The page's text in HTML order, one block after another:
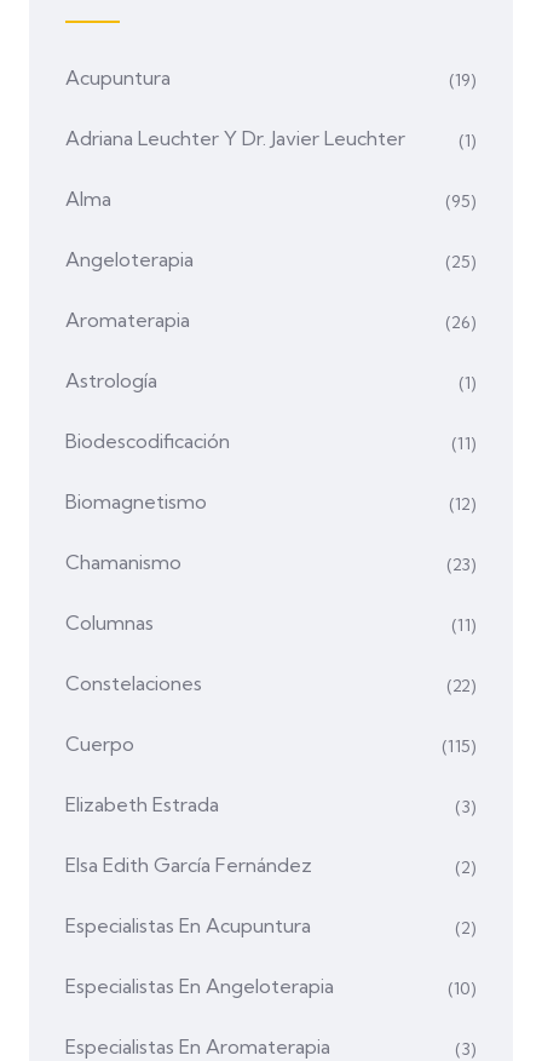
Acupuntura (19)
Adriana Leuchter Y Dr. Javier Leuchter (1)
Alma (95)
Angeloterapia (25)
Aromaterapia (26)
Astrología (1)
Biodescodificación (11)
Biomagnetismo (12)
Chamanismo (23)
Columnas (11)
Constelaciones (22)
Cuerpo (115)
Elizabeth Estrada (3)
Elsa Edith García Fernández (2)
Especialistas En Acupuntura (2)
Especialistas En Angeloterapia (10)
Especialistas En Aromaterapia (3)